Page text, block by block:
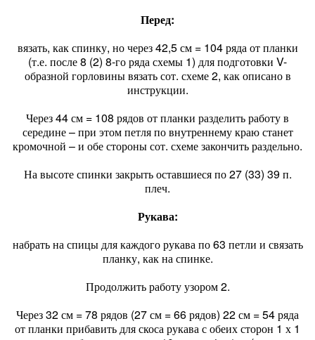
Перед:
вязать, как спинку, но через 42,5 см = 104 ряда от планки
(т.е. после 8 (2) 8-го ряда схемы 1) для подготовки V-
образной горловины вязать сот. схеме 2, как описано в
инструкции.
Через 44 см = 108 рядов от планки разделить работу в
середине – при этом петля по внутреннему краю станет
кромочной – и обе стороны сот. схеме закончить раздельно.
На высоте спинки закрыть оставшиеся по 27 (33) 39 п.
плеч.
Рукава:
набрать на спицы для каждого рукава по 63 петли и связать
планку, как на спинке.
Продолжить работу узором 2.
Через 32 см = 78 рядов (27 см = 66 рядов) 22 см = 54 ряда
от планки прибавить для скоса рукава с обеих сторон 1 х 1